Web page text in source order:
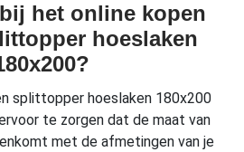
het online kopen
hoeslaken
splittopper hoeslaken 180x200
te zorgen dat de maat van
met de afmetingen van je